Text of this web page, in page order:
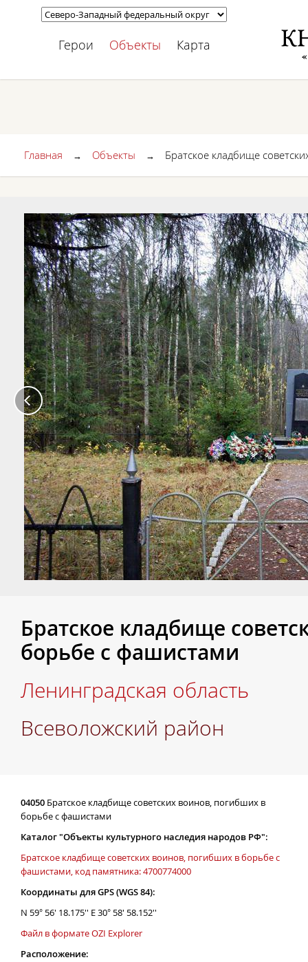
Герои Объекты Карта
Главная → Объекты → Братское кладбище
Братское кладбище
борьбе с фашистами
Ленинградская область
Всеволожский район
04050 Братское кладбище советских воинов, погибших в
борьбе с фашистами
Каталог "Объекты культурного наследия народов РФ":
Братское кладбище советских воинов, погибших в борьбе с
фашистами, код памятника: 4700774000
Координаты для GPS (WGS 84):
N 59° 56' 18.175'' E 30° 58' 58.152''
Файл в формате OZI Explorer
Расположение: